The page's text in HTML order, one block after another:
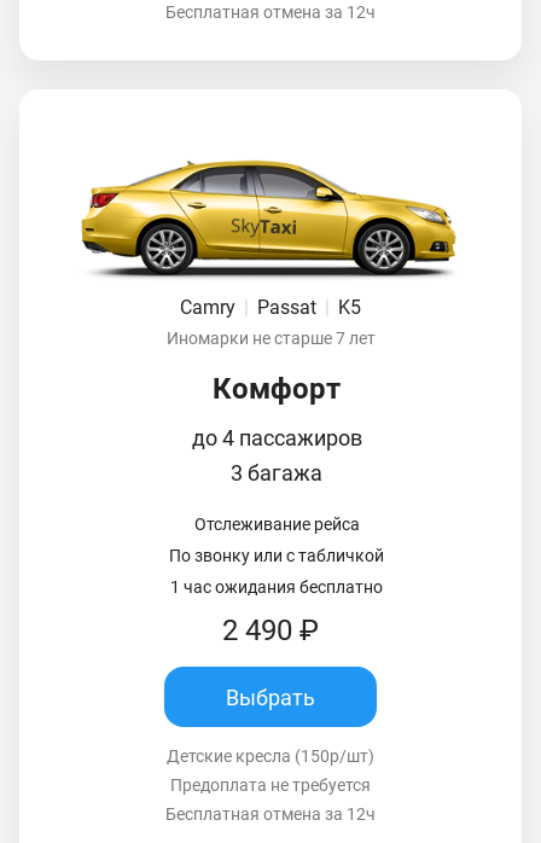
Бесплатная отмена за 12ч
Camry Passat K5
Иномарки не старше 7 лет
Комфорт
до 4 пассажиров
3 багажа
Отслеживание рейса
По звонку или с табличкой
1 час ожидания бесплатно
2 490 ₽
Выбрать
Детские кресла (150р/шт)
Предоплата не требуется
Бесплатная отмена за 12ч